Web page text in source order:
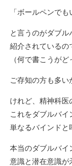
「ボールペンでも
と言うのがダブル
紹介されているの
（何で書こうが
ご存知の方も多い
けれど、精神科医
これをダブルバイ
単なるバインドと
本当のダブルバイ
意識と潜在意識が